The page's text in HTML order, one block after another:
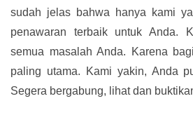
sudah jelas bahwa hanya kami
penawaran terbaik untuk Anda.
semua masalah Anda. Karena
paling utama. Kami yakin, Anda
Segera bergabung, lihat dan